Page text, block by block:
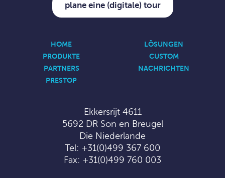
plane eine (digitale) tour
HOME
LÖSUNGEN
PRODUKTE
CUSTOM
PARTNERS
NACHRICHTEN
PRESTOP
Ekkersrijt 4611
5692 DR Son en Breugel
Die Niederlande
Tel: +31(0)499 367 600
Fax: +31(0)499 760 003